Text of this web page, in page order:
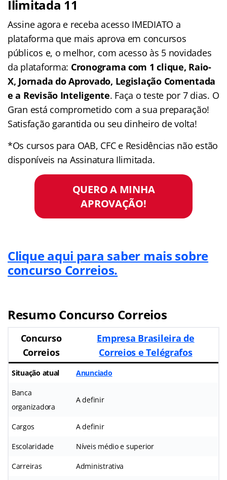
Ilimitada 11
Assine agora e receba acesso IMEDIATO a
plataforma que mais aprova em concursos
públicos e, o melhor, com acesso às 5 novidades
da plataforma: Cronograma com 1 clique, Raio-
X, Jornada do Aprovado, Legislação Comentada
e a Revisão Inteligente. Faça o teste por 7 dias. O
Gran está comprometido com a sua preparação!
Satisfação garantida ou seu dinheiro de volta!
*Os cursos para OAB, CFC e Residências não estão
disponíveis na Assinatura Ilimitada.
QUERO A MINHA
APROVAÇÃO!
Clique aqui para saber mais sobre
concurso Correios.
Resumo Concurso Correios
Concurso
Correios
Empresa Brasileira de
Correios e Telégrafos
Situação atual Anunciado
Banca
organizadora
A definir
Cargos A definir
Escolaridade Níveis médio e superior
Carreiras Administrativa